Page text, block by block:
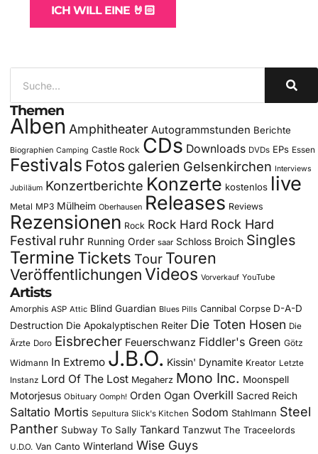
ICH WILL EINE 🤘🏻
Themen
Alben Amphitheater Autogrammstunden Berichte
Biographien Camping Castle Rock CDs Downloads DVDs EPs Essen
Festivals Fotos galerien Gelsenkirchen Interviews
Jubiläum Konzertberichte Konzerte kostenlos live
Metal MP3 Mülheim Oberhausen Releases Reviews
Rezensionen Rock Rock Hard Rock Hard
Festival ruhr Running Order saar Schloss Broich Singles
Termine Tickets Tour Touren
Veröffentlichungen Videos Vorverkauf YouTube
Artists
Amorphis ASP Attic Blind Guardian Blues Pills Cannibal Corpse D-A-D
Destruction Die Apokalyptischen Reiter Die Toten Hosen Die
Ärzte Doro Eisbrecher Feuerschwanz Fiddler's Green Götz
Widmann In Extremo J.B.O. Kissin' Dynamite Kreator Letzte
Instanz Lord Of The Lost Megaherz Mono Inc. Moonspell
Motorjesus Obituary Oomph! Orden Ogan Overkill Sacred Reich
Saltatio Mortis Sepultura Slick's Kitchen Sodom Stahlmann Steel
Panther Subway To Sally Tankard Tanzwut The Traceelords
U.D.O. Van Canto Winterland Wise Guys